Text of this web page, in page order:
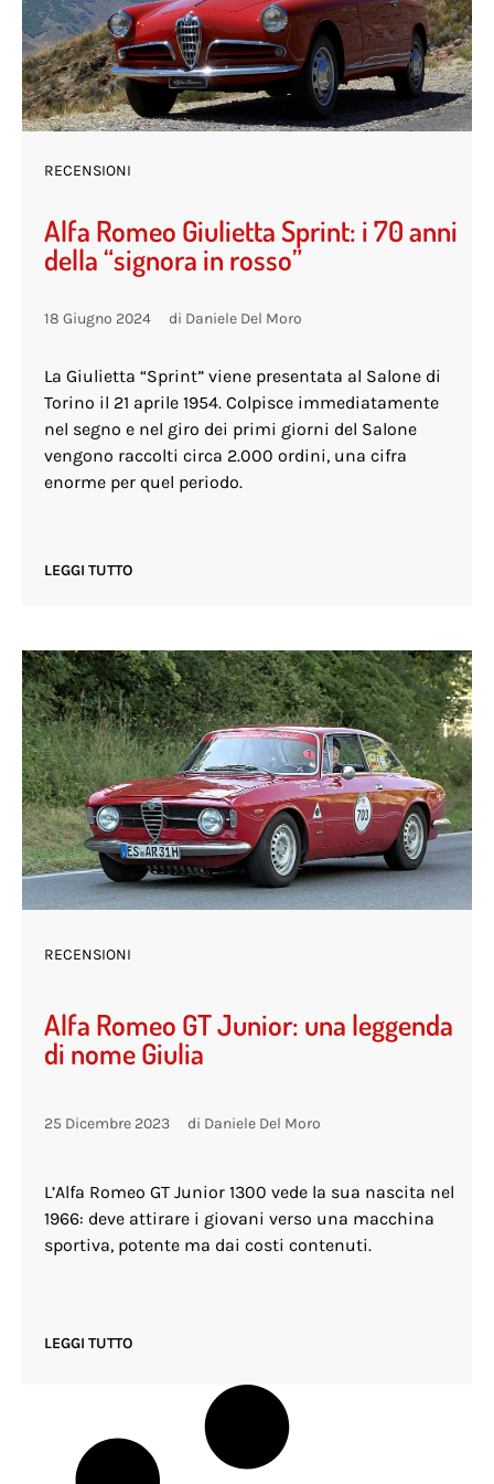
RECENSIONI
Alfa Romeo Giulietta Sprint: i 70 anni
della “signora in rosso”
18 Giugno 2024 di Daniele Del Moro
La Giulietta “Sprint” viene presentata al Salone di
Torino il 21 aprile 1954. Colpisce immediatamente
nel segno e nel giro dei primi giorni del Salone
vengono raccolti circa 2.000 ordini, una cifra
enorme per quel periodo.
LEGGI TUTTO
RECENSIONI
Alfa Romeo GT Junior: una leggenda
di nome Giulia
25 Dicembre 2023 di Daniele Del Moro
L’Alfa Romeo GT Junior 1300 vede la sua nascita nel
1966: deve attirare i giovani verso una macchina
sportiva, potente ma dai costi contenuti.
LEGGI TUTTO